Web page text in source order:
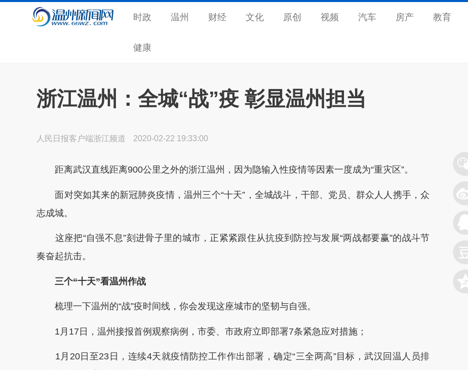
时政 温州 财经 文化 原创 视频 汽车 房产 教育
健康
浙江温州：全城“战”疫 彰显温州担当
人民日报客户端浙江频道 2020-02-22 19:33:00
距离武汉直线距离900公里之外的浙江温州，因为隐输入性疫情等因素一度成为“重灾区”。
面对突如其来的新冠肺炎疫情，温州三个“十天”，全城战斗，干部、党员、群众人人携手，众
志成城。
这座把“自强不息”刻进骨子里的城市，正紧紧跟住从抗疫到防控与发展“两战都要赢”的战斗节
奏奋起抗击。
三个“十天”看温州作战
梳理一下温州的“战”疫时间线，你会发现这座城市的坚韧与自强。
1月17日，温州接报首例观察病例，市委、市政府立即部署7条紧急应对措施；
1月20日至23日，连续4天就疫情防控工作作出部署，确定“三全两高”目标，武汉回温人员排